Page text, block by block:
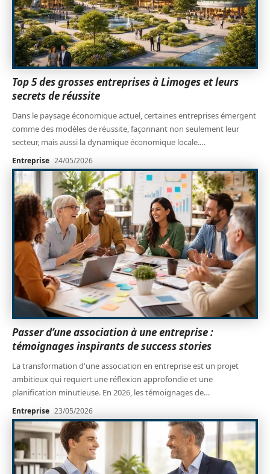
Top 5 des grosses entreprises à Limoges et leurs
secrets de réussite
Dans le paysage économique actuel, certaines entreprises émergent
comme des modèles de réussite, façonnant non seulement leur
secteur, mais aussi la dynamique économique locale.…
Entreprise 24/05/2026
Passer d’une association à une entreprise :
témoignages inspirants de success stories
La transformation d'une association en entreprise est un projet
ambitieux qui requiert une réflexion approfondie et une
planification minutieuse. En 2026, les témoignages de…
Entreprise 23/05/2026